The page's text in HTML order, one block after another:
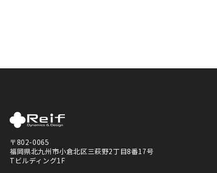
〒802-0065
福岡県北九州市小倉北区三萩野2丁目8番17号
Tビルディング1F